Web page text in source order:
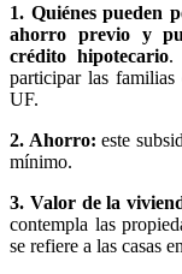
1. Quiénes pueden
ahorro previo y
crédito hipotecario.
participar las
UF.
2. Ahorro: este
mínimo.
3. Valor de la
contempla las
se refiere a las casas